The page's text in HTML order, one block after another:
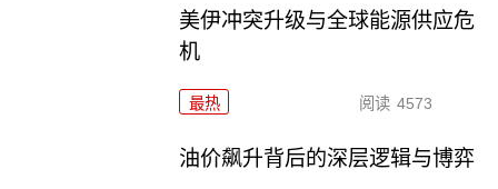
美伊冲突升级与全球能源供应危
机
最热 阅读 4573
油价飙升背后的深层逻辑与博弈